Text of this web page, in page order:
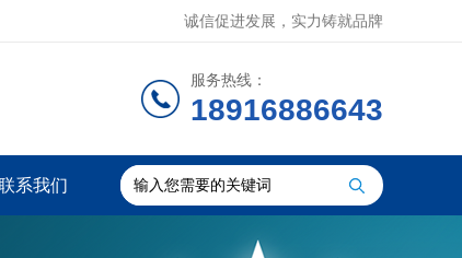
诚信促进发展，实力铸就品牌
服务热线：
18916886643
系我们